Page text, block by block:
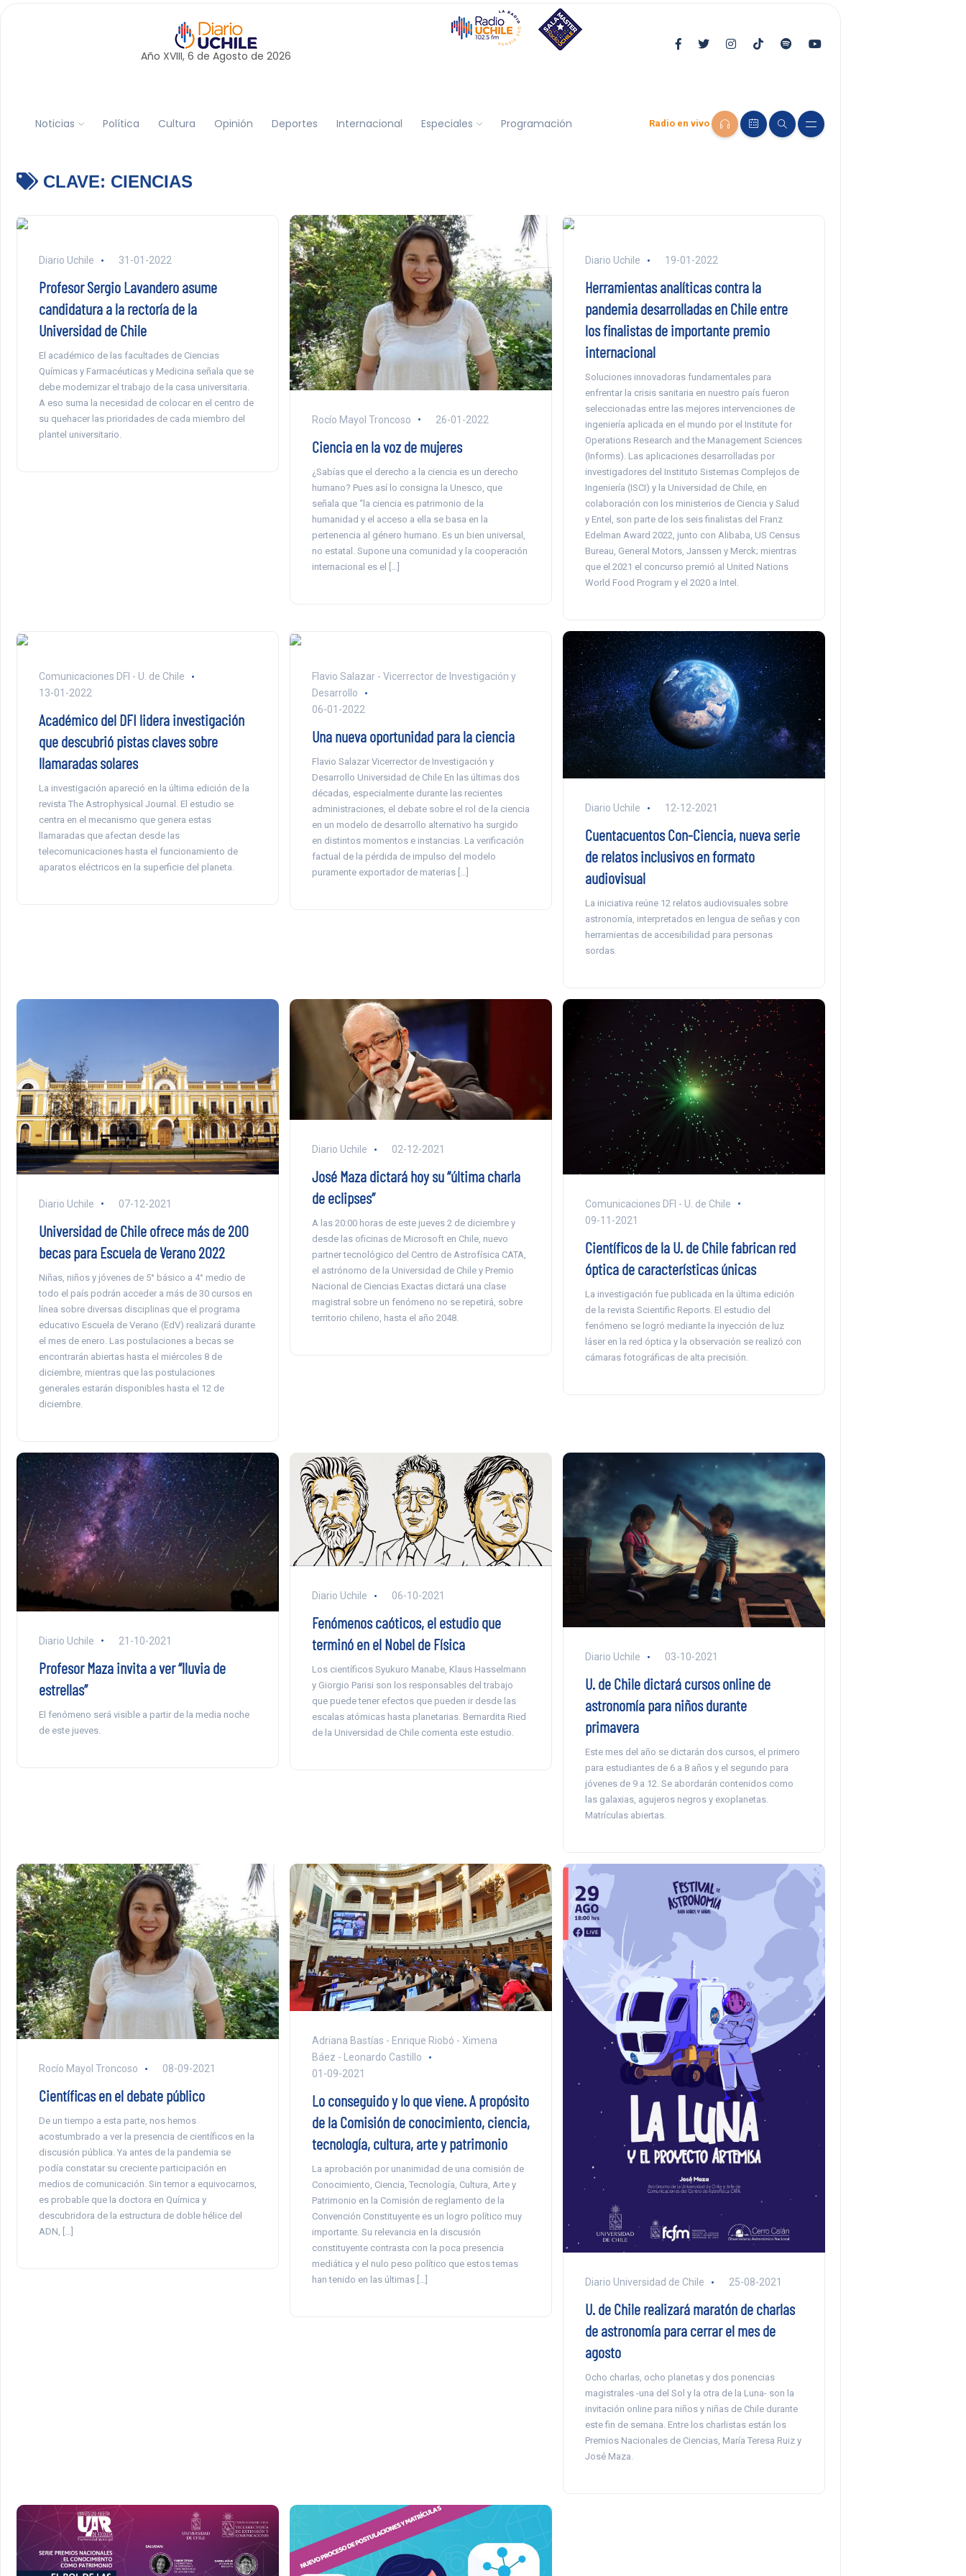
Año XVIII, 6 de Agosto de 2026
Noticias Política Cultura Opinión Deportes Internacional Especiales Programación Radio en vivo
CLAVE: CIENCIAS
Diario Uchile 31-01-2022
Profesor Sergio Lavandero asume
candidatura a la rectoría de la
Universidad de Chile
El académico de las facultades de Ciencias
Químicas y Farmacéuticas y Medicina señala que se
debe modernizar el trabajo de la casa universitaria.
A eso suma la necesidad de colocar en el centro de
su quehacer las prioridades de cada miembro del
plantel universitario.
Rocío Mayol Troncoso 26-01-2022
Ciencia en la voz de mujeres
¿Sabías que el derecho a la ciencia es un derecho
humano? Pues así lo consigna la Unesco, que
señala que “la ciencia es patrimonio de la
humanidad y el acceso a ella se basa en la
pertenencia al género humano. Es un bien universal,
no estatal. Supone una comunidad y la cooperación
internacional es el […]
Diario Uchile 19-01-2022
Herramientas analíticas contra la
pandemia desarrolladas en Chile entre
los finalistas de importante premio
internacional
Soluciones innovadoras fundamentales para
enfrentar la crisis sanitaria en nuestro país fueron
seleccionadas entre las mejores intervenciones de
ingeniería aplicada en el mundo por el Institute for
Operations Research and the Management Sciences
(Informs). Las aplicaciones desarrolladas por
investigadores del Instituto Sistemas Complejos de
Ingeniería (ISCI) y la Universidad de Chile, en
colaboración con los ministerios de Ciencia y Salud
y Entel, son parte de los seis finalistas del Franz
Edelman Award 2022, junto con Alibaba, US Census
Bureau, General Motors, Janssen y Merck; mientras
que el 2021 el concurso premió al United Nations
World Food Program y el 2020 a Intel.
Comunicaciones DFI - U. de Chile
13-01-2022
Académico del DFI lidera investigación
que descubrió pistas claves sobre
llamaradas solares
La investigación apareció en la última edición de la
revista The Astrophysical Journal. El estudio se
centra en el mecanismo que genera estas
llamaradas que afectan desde las
telecomunicaciones hasta el funcionamiento de
aparatos eléctricos en la superficie del planeta.
Flavio Salazar - Vicerrector de Investigación y
Desarrollo
06-01-2022
Una nueva oportunidad para la ciencia
Flavio Salazar Vicerrector de Investigación y
Desarrollo Universidad de Chile En las últimas dos
décadas, especialmente durante las recientes
administraciones, el debate sobre el rol de la ciencia
en un modelo de desarrollo alternativo ha surgido
en distintos momentos e instancias. La verificación
factual de la pérdida de impulso del modelo
puramente exportador de materias […]
Diario Uchile 12-12-2021
Cuentacuentos Con-Ciencia, nueva serie
de relatos inclusivos en formato
audiovisual
La iniciativa reúne 12 relatos audiovisuales sobre
astronomía, interpretados en lengua de señas y con
herramientas de accesibilidad para personas
sordas.
Diario Uchile 07-12-2021
Universidad de Chile ofrece más de 200
becas para Escuela de Verano 2022
Niñas, niños y jóvenes de 5° básico a 4° medio de
todo el país podrán acceder a más de 30 cursos en
línea sobre diversas disciplinas que el programa
educativo Escuela de Verano (EdV) realizará durante
el mes de enero. Las postulaciones a becas se
encontrarán abiertas hasta el miércoles 8 de
diciembre, mientras que las postulaciones
generales estarán disponibles hasta el 12 de
diciembre.
Diario Uchile 02-12-2021
José Maza dictará hoy su “última charla
de eclipses”
A las 20:00 horas de este jueves 2 de diciembre y
desde las oficinas de Microsoft en Chile, nuevo
partner tecnológico del Centro de Astrofísica CATA,
el astrónomo de la Universidad de Chile y Premio
Nacional de Ciencias Exactas dictará una clase
magistral sobre un fenómeno no se repetirá, sobre
territorio chileno, hasta el año 2048.
Comunicaciones DFI - U. de Chile
09-11-2021
Científicos de la U. de Chile fabrican red
óptica de características únicas
La investigación fue publicada en la última edición
de la revista Scientific Reports. El estudio del
fenómeno se logró mediante la inyección de luz
láser en la red óptica y la observación se realizó con
cámaras fotográficas de alta precisión.
Diario Uchile 21-10-2021
Profesor Maza invita a ver “lluvia de
estrellas”
El fenómeno será visible a partir de la media noche
de este jueves.
Diario Uchile 06-10-2021
Fenómenos caóticos, el estudio que
terminó en el Nobel de Física
Los científicos Syukuro Manabe, Klaus Hasselmann
y Giorgio Parisi son los responsables del trabajo
que puede tener efectos que pueden ir desde las
escalas atómicas hasta planetarias. Bernardita Ried
de la Universidad de Chile comenta este estudio.
Diario Uchile 03-10-2021
U. de Chile dictará cursos online de
astronomía para niños durante
primavera
Este mes del año se dictarán dos cursos, el primero
para estudiantes de 6 a 8 años y el segundo para
jóvenes de 9 a 12. Se abordarán contenidos como
las galaxias, agujeros negros y exoplanetas.
Matrículas abiertas.
Rocío Mayol Troncoso 08-09-2021
Científicas en el debate público
De un tiempo a esta parte, nos hemos
acostumbrado a ver la presencia de científicos en la
discusión pública. Ya antes de la pandemia se
podía constatar su creciente participación en
medios de comunicación. Sin temor a equivocarnos,
es probable que la doctora en Química y
descubridora de la estructura de doble hélice del
ADN, […]
Adriana Bastías - Enrique Riobó - Ximena
Báez - Leonardo Castillo
01-09-2021
Lo conseguido y lo que viene. A propósito
de la Comisión de conocimiento, ciencia,
tecnología, cultura, arte y patrimonio
La aprobación por unanimidad de una comisión de
Conocimiento, Ciencia, Tecnología, Cultura, Arte y
Patrimonio en la Comisión de reglamento de la
Convención Constituyente es un logro político muy
importante. Su relevancia en la discusión
constituyente contrasta con la poca presencia
mediática y el nulo peso político que estos temas
han tenido en las últimas […]
Diario Universidad de Chile 25-08-2021
U. de Chile realizará maratón de charlas
de astronomía para cerrar el mes de
agosto
Ocho charlas, ocho planetas y dos ponencias
magistrales -una del Sol y la otra de la Luna- son la
invitación online para niños y niñas de Chile durante
este fin de semana. Entre los charlistas están los
Premios Nacionales de Ciencias, María Teresa Ruiz y
José Maza.